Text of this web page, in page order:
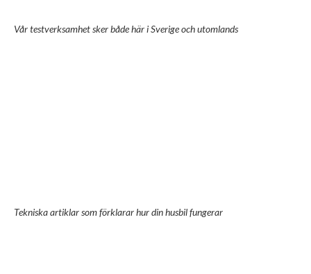
Vår testverksamhet sker både här i Sverige och utomlands
Tekniska artiklar som förklarar hur din husbil fungerar